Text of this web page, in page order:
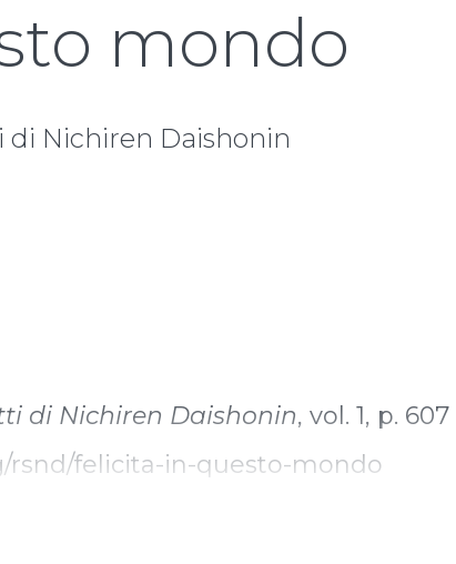
mondo
di Nichiren Daishonin
di Nichiren Daishonin, vol. 1, p. 607
rsnd/felicita-in-questo-mondo